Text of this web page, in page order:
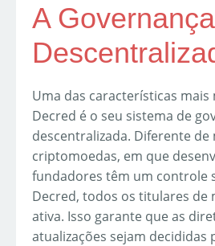
A Governança
Uma das características mais
Decred é o seu sistema de
descentralizada. Diferente de
criptomoedas, em que
fundadores têm um controle
Decred, todos os titulares de
ativa. Isso garante que as
atualizações sejam decididas